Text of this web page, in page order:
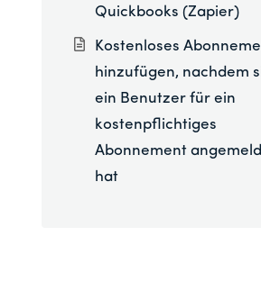
Quickbooks (Zapier)
Kostenloses
hinzufügen, nachdem
ein Benutzer für ein
kostenpflichtiges
Abonnement
hat